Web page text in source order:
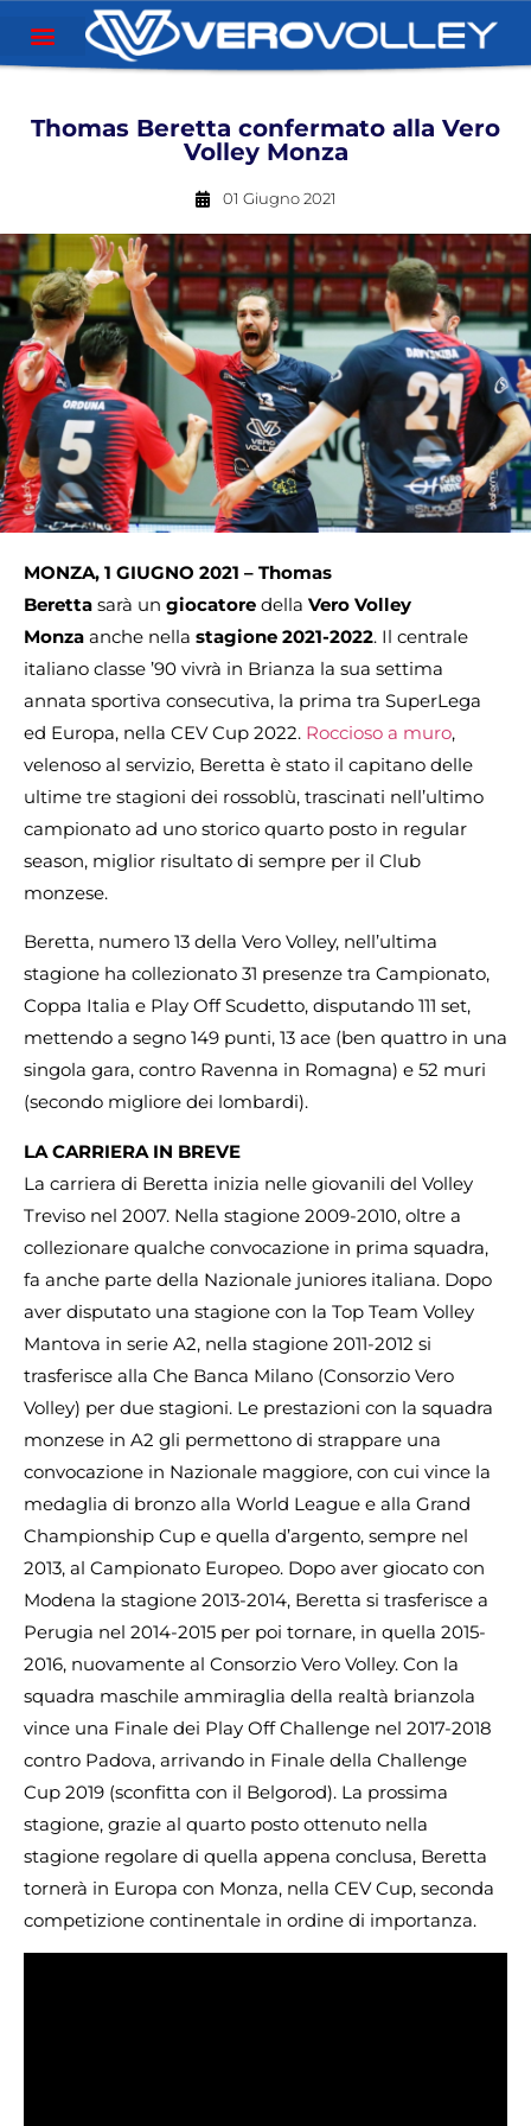
Thomas Beretta confermato alla Vero
Volley Monza
01 Giugno 2021
MONZA, 1 GIUGNO 2021 – Thomas
Beretta sarà un giocatore della Vero Volley
Monza anche nella stagione 2021-2022. Il centrale
italiano classe ’90 vivrà in Brianza la sua settima
annata sportiva consecutiva, la prima tra SuperLega
ed Europa, nella CEV Cup 2022. Roccioso a muro,
velenoso al servizio, Beretta è stato il capitano delle
ultime tre stagioni dei rossoblù, trascinati nell’ultimo
campionato ad uno storico quarto posto in regular
season, miglior risultato di sempre per il Club
monzese.
Beretta, numero 13 della Vero Volley, nell’ultima
stagione ha collezionato 31 presenze tra Campionato,
Coppa Italia e Play Off Scudetto, disputando 111 set,
mettendo a segno 149 punti, 13 ace (ben quattro in una
singola gara, contro Ravenna in Romagna) e 52 muri
(secondo migliore dei lombardi).
LA CARRIERA IN BREVE
La carriera di Beretta inizia nelle giovanili del Volley
Treviso nel 2007. Nella stagione 2009-2010, oltre a
collezionare qualche convocazione in prima squadra,
fa anche parte della Nazionale juniores italiana. Dopo
aver disputato una stagione con la Top Team Volley
Mantova in serie A2, nella stagione 2011-2012 si
trasferisce alla Che Banca Milano (Consorzio Vero
Volley) per due stagioni. Le prestazioni con la squadra
monzese in A2 gli permettono di strappare una
convocazione in Nazionale maggiore, con cui vince la
medaglia di bronzo alla World League e alla Grand
Championship Cup e quella d’argento, sempre nel
2013, al Campionato Europeo. Dopo aver giocato con
Modena la stagione 2013-2014, Beretta si trasferisce a
Perugia nel 2014-2015 per poi tornare, in quella 2015-
2016, nuovamente al Consorzio Vero Volley. Con la
squadra maschile ammiraglia della realtà brianzola
vince una Finale dei Play Off Challenge nel 2017-2018
contro Padova, arrivando in Finale della Challenge
Cup 2019 (sconfitta con il Belgorod). La prossima
stagione, grazie al quarto posto ottenuto nella
stagione regolare di quella appena conclusa, Beretta
tornerà in Europa con Monza, nella CEV Cup, seconda
competizione continentale in ordine di importanza.